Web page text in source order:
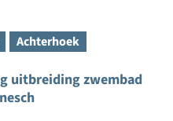
Achterhoek
uitbreiding zwembad